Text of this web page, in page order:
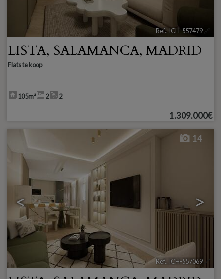
Ref.. ICH-557479 🔗
LISTA, SALAMANCA, MADRID
Flats te koop
105m² 2 2
1.309.000€
< >
14
Ref.. ICH-557069 🔗